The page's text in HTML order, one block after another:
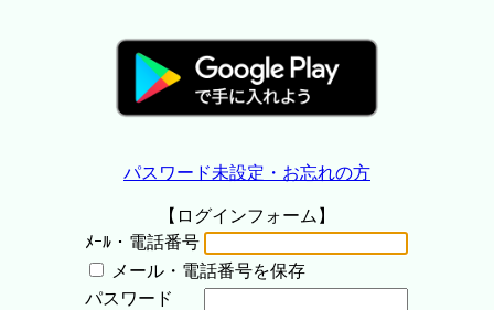
パスワード未設定・お忘れの方
【ログインフォーム】
ﾒｰﾙ・電話番号
メール・電話番号を保存
パスワード